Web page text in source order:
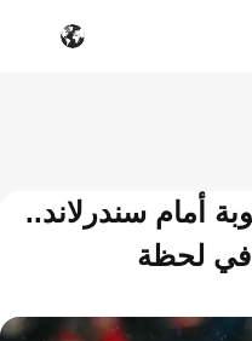
أمام سندرلاند..
في لحظة